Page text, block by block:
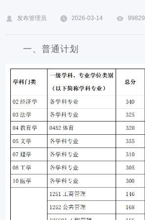
发布管理员 2026-03-14 99829
一、普通计划